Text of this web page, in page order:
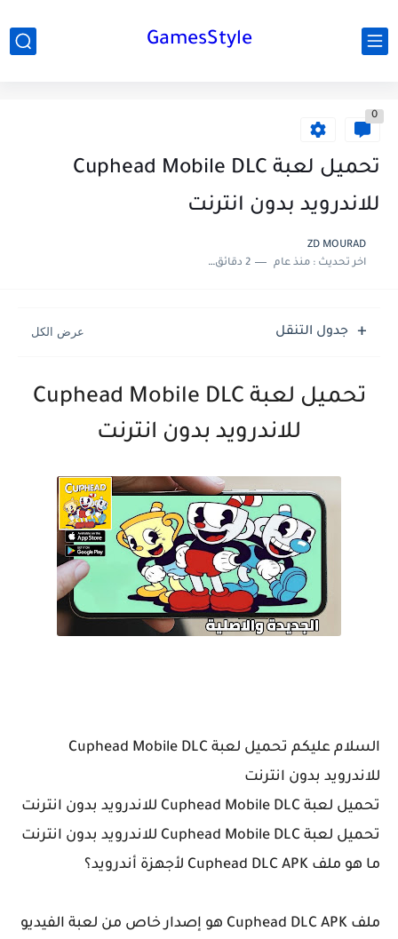
GamesStyle
0
تحميل لعبة Cuphead Mobile DLC
للاندرويد بدون انترنت
ZD MOURAD
اخر تحديث :منذ عام 2 دقائق للقراءة
جدول التنقل
تحميل لعبة Cuphead Mobile DLC
للاندرويد بدون انترنت
السلام عليكم تحميل لعبة Cuphead Mobile DLC
للاندرويد بدون انترنت
تحميل لعبة Cuphead Mobile DLC للاندرويد بدون انترنت
تحميل لعبة Cuphead Mobile DLC للاندرويد بدون انترنت
ما هو ملف Cuphead DLC APK لأجهزة أندرويد؟
ملف Cuphead DLC APK هو إصدار خاص من لعبة الفيديو